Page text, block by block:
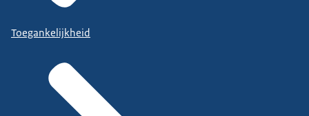
Toegankelijkheid